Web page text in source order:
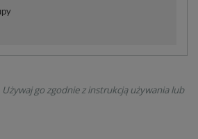
go zgodnie z instrukcją używania lub